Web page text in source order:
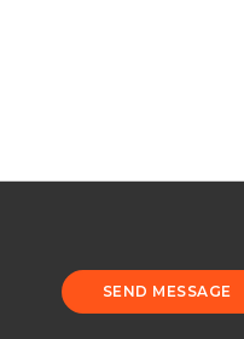
SEND MESSAGE